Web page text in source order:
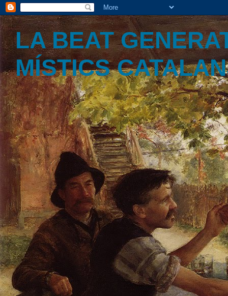
LA BEAT
MÍSTICS